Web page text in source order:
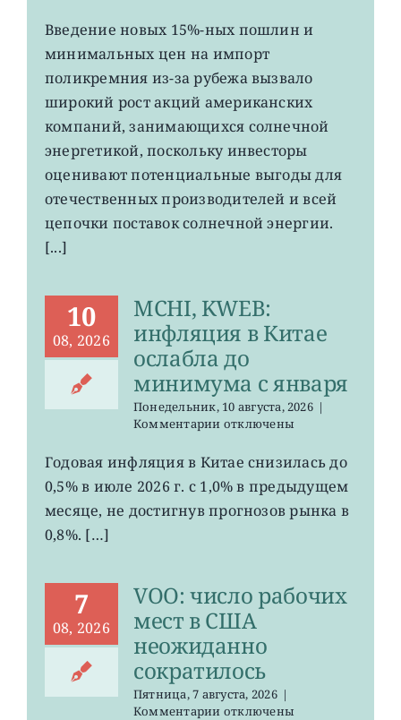
TAN:
вернулся
к
протекционизму
Введение новых 15%-ных пошлин и
минимальных цен на импорт
поликремния из-за рубежа вызвало
широкий рост акций американских
компаний, занимающихся солнечной
энергетикой, поскольку инвесторы
оценивают потенциальные выгоды для
отечественных производителей и всей
цепочки поставок солнечной энергии.
[...]
10
08, 2026
MCHI, KWEB:
инфляция в Китае
ослабла до
минимума с января
Понедельник, 10 августа, 2026 |
Комментариик
MCHI,
KWEB:
инфляция
в
Китае
с
января
отключены
Годовая инфляция в Китае снизилась до
0,5% в июле 2026 г. с 1,0% в предыдущем
месяце, не достигнув прогнозов рынка в
0,8%. […]
7
08, 2026
VOO: число рабочих
мест в США
неожиданно
сократилось
Пятница, 7 августа, 2026 |
Комментариикотключены